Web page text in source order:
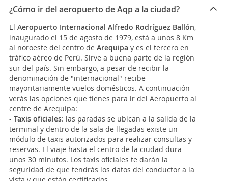
¿Cómo ir del aeropuerto de Aqp a la ciudad?
El Aeropuerto Internacional Alfredo Rodríguez Ballón,
inaugurado el 15 de agosto de 1979, está a unos 8 Km
al noroeste del centro de Arequipa y es el tercero en
tráfico aéreo de Perú. Sirve a buena parte de la región
sur del país. Sin embargo, a pesar de recibir la
denominación de "internacional" recibe
mayoritariamente vuelos domésticos. A continuación
verás las opciones que tienes para ir del Aeropuerto al
centre de Arequipa:
- Taxis oficiales: las paradas se ubican a la salida de la
terminal y dentro de la sala de llegadas existe un
módulo de taxis autorizados para realizar consultas y
reservas. El viaje hasta el centro de la ciudad dura
unos 30 minutos. Los taxis oficiales te darán la
seguridad de que tendrás los datos del conductor a la